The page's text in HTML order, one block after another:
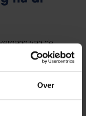
Over
van de
beter
van het
hij de
te spreiden.